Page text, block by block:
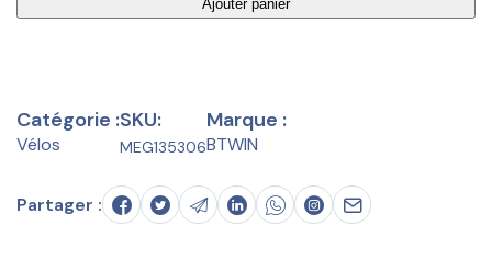
Ajouter panier
Catégorie :
Vélos
SKU:
MEG135306
Marque :
BTWIN
Partager :